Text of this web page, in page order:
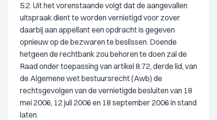
5.2. Uit het vorenstaande volgt dat de aangevallen
uitspraak dient te worden vernietigd voor zover
daarbij aan appellant een opdracht is gegeven
opnieuw op de bezwaren te beslissen. Doende
hetgeen de rechtbank zou behoren te doen zal de
Raad onder toepassing van artikel 8:72, derde lid, van
de Algemene wet bestuursrecht (Awb) de
rechtsgevolgen van de vernietigde besluiten van 18
mei 2006, 12 juli 2006 en 18 september 2006 in stand
laten.